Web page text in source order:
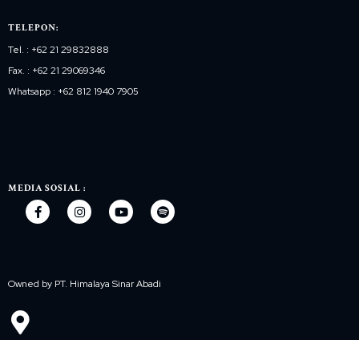
TELEPON:
Tel. : +62 21 29832888
Fax. : +62 21 29069346
Whatsapp : +62 812 1940 7905
MEDIA SOSIAL :
Owned by PT. Himalaya Sinar Abadi